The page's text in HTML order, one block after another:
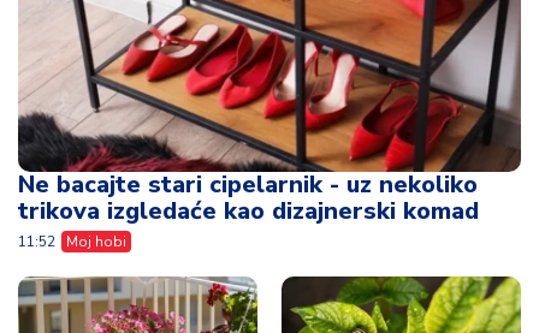
Ne bacajte stari cipelarnik - uz nekoliko
trikova izgledaće kao dizajnerski komad
11:52 Moj hobi